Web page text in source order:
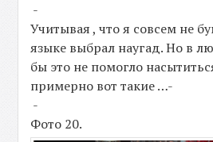
-
Учитывая , что я совсем не
языке выбрал наугад. Но в
бы это не помогло
примерно вот такие …-
-
Фото 20.